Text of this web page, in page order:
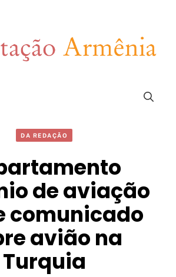
DA REDAÇÃO
de aviação
comunicado
avião na
Turquia